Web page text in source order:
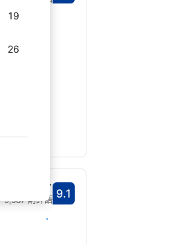
19
26
分數9.1分
9.1
好極了
9,587 則評語
選擇日期